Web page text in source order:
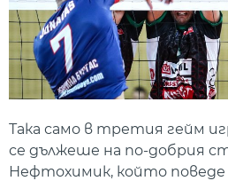
Така само в третия гейм
се дължеше на по-добрия
Нефтохимик, който